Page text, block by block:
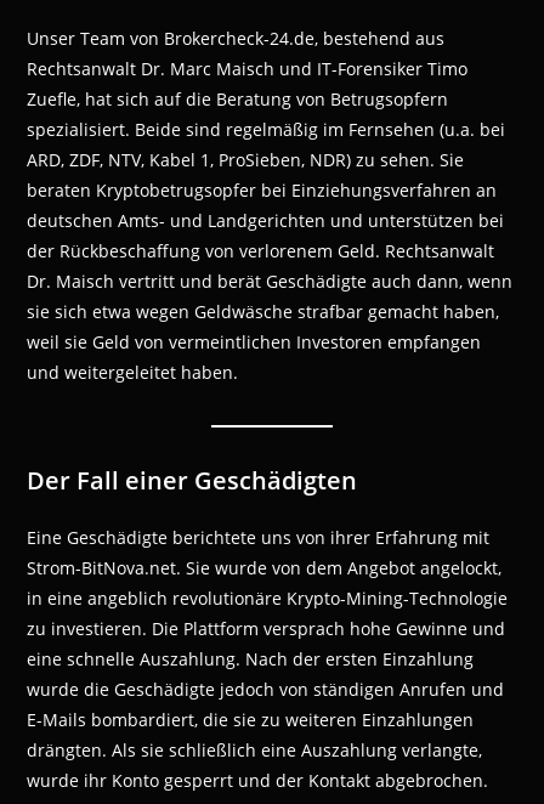
Unser Team von Brokercheck-24.de, bestehend aus
Rechtsanwalt Dr. Marc Maisch und IT-Forensiker Timo
Zuefle, hat sich auf die Beratung von Betrugsopfern
spezialisiert. Beide sind regelmäßig im Fernsehen (u.a. bei
ARD, ZDF, NTV, Kabel 1, ProSieben, NDR) zu sehen. Sie
beraten Kryptobetrugsopfer bei Einziehungsverfahren an
deutschen Amts- und Landgerichten und unterstützen bei
der Rückbeschaffung von verlorenem Geld. Rechtsanwalt
Dr. Maisch vertritt und berät Geschädigte auch dann, wenn
sie sich etwa wegen Geldwäsche strafbar gemacht haben,
weil sie Geld von vermeintlichen Investoren empfangen
und weitergeleitet haben.
Der Fall einer Geschädigten
Eine Geschädigte berichtete uns von ihrer Erfahrung mit
Strom-BitNova.net. Sie wurde von dem Angebot angelockt,
in eine angeblich revolutionäre Krypto-Mining-Technologie
zu investieren. Die Plattform versprach hohe Gewinne und
eine schnelle Auszahlung. Nach der ersten Einzahlung
wurde die Geschädigte jedoch von ständigen Anrufen und
E-Mails bombardiert, die sie zu weiteren Einzahlungen
drängten. Als sie schließlich eine Auszahlung verlangte,
wurde ihr Konto gesperrt und der Kontakt abgebrochen.